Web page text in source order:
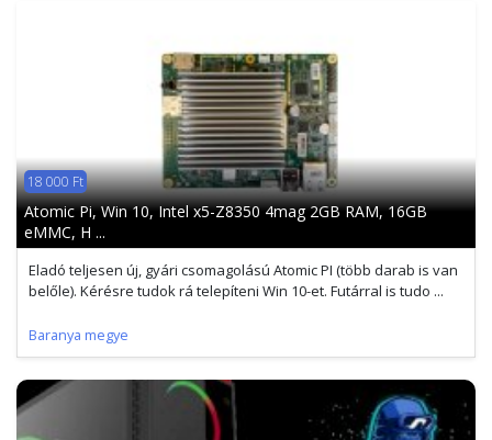
18 000 Ft
Atomic Pi, Win 10, Intel x5-Z8350 4mag 2GB RAM, 16GB
eMMC, H ...
Eladó teljesen új, gyári csomagolású Atomic PI (több darab is van
belőle). Kérésre tudok rá telepíteni Win 10-et. Futárral is tudo ...
Baranya megye